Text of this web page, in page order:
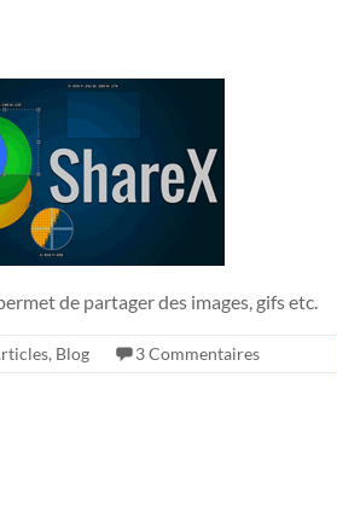
de partager des images, gifs etc.
, Blog 3 Commentaires